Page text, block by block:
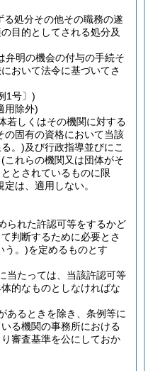
処分その他その職務の遂
目的としてされる処分及
弁明の機会の付与の手続そ
おいて法令に基づいてさ
1号〕)
用除外)
若しくはその機関に対する
の固有の資格において当該
。)及び行政指導並びにこ
(これらの機関又は団体がそ
とされているものに限
定は、適用しない。
られた許認可等をするかど
判断するために必要とさ
う。)を定めるものとす
当たっては、当該許認可等
的なものとしなければな
あるときを除き、条例等に
る機関の事務所における
審査基準を公にしておか